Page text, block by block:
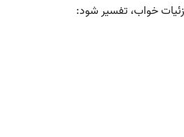
خواب، تفسیر شود: